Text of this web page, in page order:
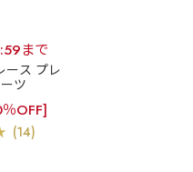
まで
ース プレ
ツ
OFF]
(14)